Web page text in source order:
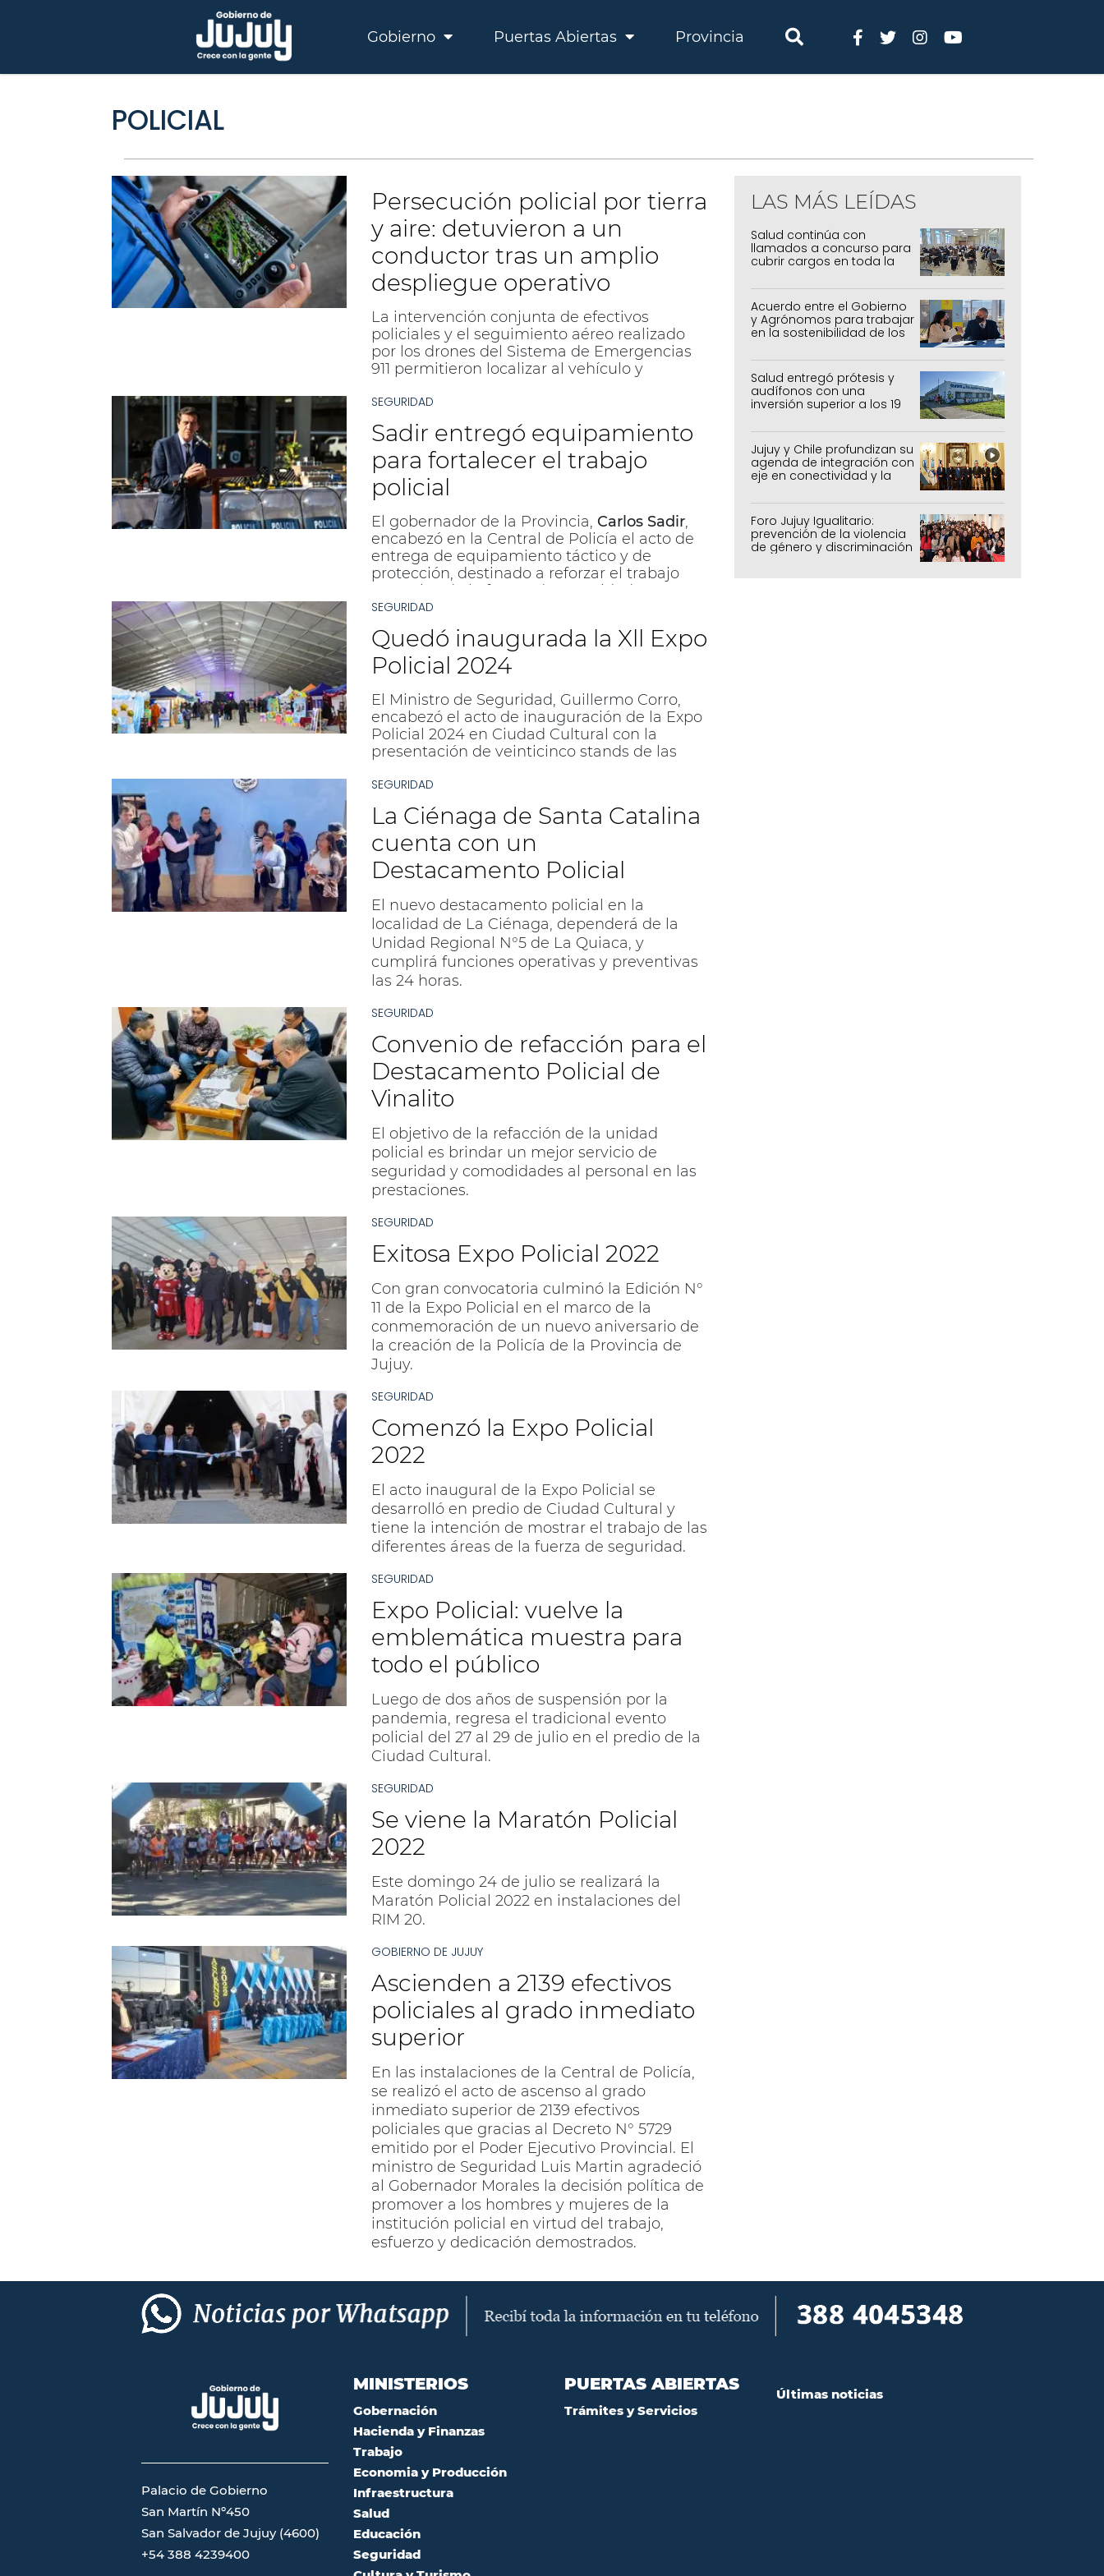
Gobierno Puertas Abiertas Provincia
POLICIAL
Persecución policial por tierra
y aire: detuvieron a un
conductor tras un amplio
despliegue operativo
La intervención conjunta de efectivos
policiales y el seguimiento aéreo realizado
por los drones del Sistema de Emergencias
911 permitieron localizar al vehículo y
una peligrosa fuga por distintos sectores de
la ciudad.
SEGURIDAD
Sadir entregó equipamiento
para fortalecer el trabajo
policial
El gobernador de la Provincia, Carlos Sadir,
encabezó en la Central de Policía el acto de
entrega de equipamiento táctico y de
protección, destinado a reforzar el trabajo
operativo de la fuerza de seguridad. Esta
inversión forma parte del plan de
modernización y actualización de los
recursos policiales.
SEGURIDAD
Quedó inaugurada la Xll Expo
Policial 2024
El Ministro de Seguridad, Guillermo Corro,
encabezó el acto de inauguración de la Expo
Policial 2024 en Ciudad Cultural con la
presentación de veinticinco stands de las
Policía de la Provincia.
SEGURIDAD
La Ciénaga de Santa Catalina
cuenta con un
Destacamento Policial
El nuevo destacamento policial en la
localidad de La Ciénaga, dependerá de la
Unidad Regional N°5 de La Quiaca, y
cumplirá funciones operativas y preventivas
las 24 horas.
SEGURIDAD
Convenio de refacción para el
Destacamento Policial de
Vinalito
El objetivo de la refacción de la unidad
policial es brindar un mejor servicio de
seguridad y comodidades al personal en las
prestaciones.
SEGURIDAD
Exitosa Expo Policial 2022
Con gran convocatoria culminó la Edición N°
11 de la Expo Policial en el marco de la
conmemoración de un nuevo aniversario de
la creación de la Policía de la Provincia de
Jujuy.
SEGURIDAD
Comenzó la Expo Policial
2022
El acto inaugural de la Expo Policial se
desarrolló en predio de Ciudad Cultural y
tiene la intención de mostrar el trabajo de las
diferentes áreas de la fuerza de seguridad.
SEGURIDAD
Expo Policial: vuelve la
emblemática muestra para
todo el público
Luego de dos años de suspensión por la
pandemia, regresa el tradicional evento
policial del 27 al 29 de julio en el predio de la
Ciudad Cultural.
SEGURIDAD
Se viene la Maratón Policial
2022
Este domingo 24 de julio se realizará la
Maratón Policial 2022 en instalaciones del
RIM 20.
GOBIERNO DE JUJUY
Ascienden a 2139 efectivos
policiales al grado inmediato
superior
En las instalaciones de la Central de Policía,
se realizó el acto de ascenso al grado
inmediato superior de 2139 efectivos
policiales que gracias al Decreto N° 5729
emitido por el Poder Ejecutivo Provincial. El
ministro de Seguridad Luis Martin agradeció
al Gobernador Morales la decisión política de
promover a los hombres y mujeres de la
institución policial en virtud del trabajo,
esfuerzo y dedicación demostrados.
LAS MÁS LEÍDAS
Salud continúa con
llamados a concurso para
cubrir cargos en toda la
Acuerdo entre el Gobierno
y Agrónomos para trabajar
en la sostenibilidad de los
agrícolas, pecuarios y
forestal
Salud entregó prótesis y
audífonos con una
inversión superior a los 19
millones de pesos
Jujuy y Chile profundizan su
agenda de integración con
eje en conectividad y la
mejora del Paso de Jama
Foro Jujuy Igualitario:
prevención de la violencia
de género y discriminación
Palacio de Gobierno
San Martín Nº450
San Salvador de Jujuy (4600)
+54 388 4239400
MINISTERIOS
Gobernación
Hacienda y Finanzas
Trabajo
Economia y Producción
Infraestructura
Salud
Educación
Seguridad
PUERTAS ABIERTAS
Trámites y Servicios
Últimas noticias